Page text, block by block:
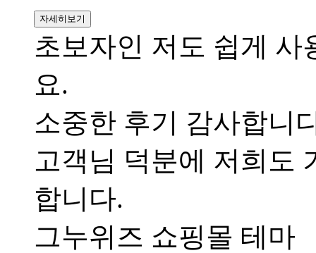
자세히보기
초보자인 저도 쉽게 사
요.
소중한 후기 감사합니
고객님 덕분에 저희도
합니다.
그누위즈 쇼핑몰 테마